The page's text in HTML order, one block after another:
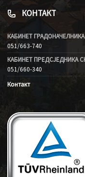
КОНТАКТ
КАБИНЕТ ГРАДОНАЧЕЛНИКА
051/663-740
КАБИНЕТ ПРЕДСЈЕДНИКА
051/660-340
Контакт